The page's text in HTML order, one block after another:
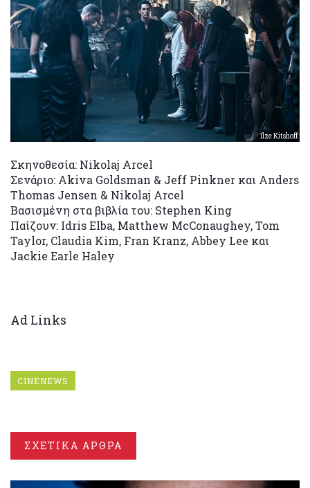
Ilze Kitshoff
Σκηνοθεσία: Nikolaj Arcel
Σενάριο: Akiva Goldsman & Jeff Pinkner και Anders
Thomas Jensen & Nikolaj Arcel
Βασισμένη στα βιβλία του: Stephen King
Παίζουν: Idris Elba, Matthew McConaughey, Tom
Taylor, Claudia Kim, Fran Kranz, Abbey Lee και
Jackie Earle Haley
Ad Links
CINENEWS
ΣΧΕΤΙΚΑ ΑΡΘΡΑ